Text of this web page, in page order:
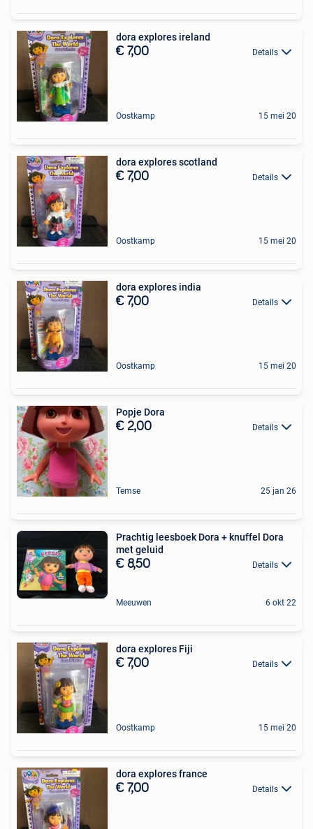
dora explores ireland
€ 7,00 Details
Oostkamp 15 mei 20
dora explores scotland
€ 7,00 Details
Oostkamp 15 mei 20
dora explores india
€ 7,00 Details
Oostkamp 15 mei 20
Popje Dora
€ 2,00 Details
Temse 25 jan 26
Prachtig leesboek Dora + knuffel Dora
met geluid
€ 8,50 Details
Meeuwen 6 okt 22
dora explores Fiji
€ 7,00 Details
Oostkamp 15 mei 20
dora explores france
€ 7,00 Details